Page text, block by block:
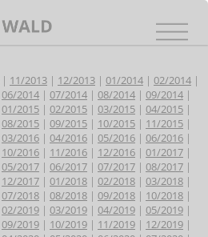
| 11/2013 | 12/2013 | 01/2014 | 02/2014 |
06/2014 | 07/2014 | 08/2014 | 09/2014 |
01/2015 | 02/2015 | 03/2015 | 04/2015 |
08/2015 | 09/2015 | 10/2015 | 11/2015 |
03/2016 | 04/2016 | 05/2016 | 06/2016 |
10/2016 | 11/2016 | 12/2016 | 01/2017 |
05/2017 | 06/2017 | 07/2017 | 08/2017 |
12/2017 | 01/2018 | 02/2018 | 03/2018 |
07/2018 | 08/2018 | 09/2018 | 10/2018 |
02/2019 | 03/2019 | 04/2019 | 05/2019 |
09/2019 | 10/2019 | 11/2019 | 12/2019 |